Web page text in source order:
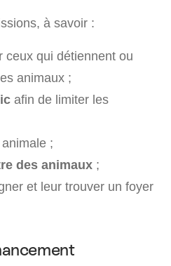
à savoir :
ceux qui détiennent ou
animaux ;
afin de limiter les
;
des animaux ;
et leur trouver un foyer